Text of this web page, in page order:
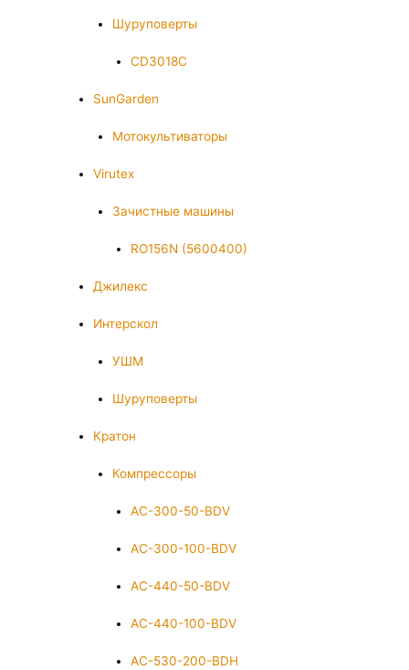
Шуруповерты
CD3018C
SunGarden
Мотокультиваторы
Virutex
Зачистные машины
RO156N (5600400)
Джилекс
Интерскол
УШМ
Шуруповерты
Кратон
Компрессоры
AC-300-50-BDV
AC-300-100-BDV
AC-440-50-BDV
AC-440-100-BDV
AC-530-200-BDH